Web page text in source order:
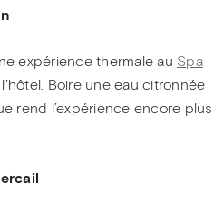
expérience thermale au Spa
Boire une eau citronnée
rend l’expérience encore plus